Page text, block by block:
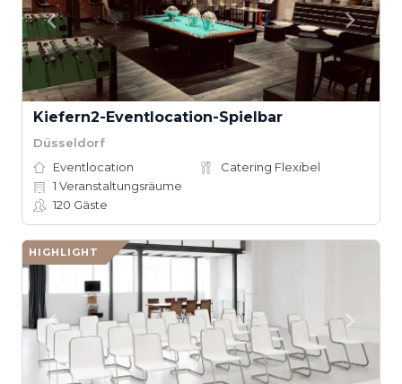
Kiefern2-Eventlocation-Spielbar
Düsseldorf
Eventlocation
Catering Flexibel
1 Veranstaltungsräume
120 Gäste
HIGHLIGHT